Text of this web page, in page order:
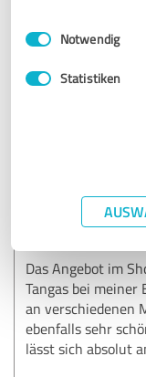
Impressum
Einwilligungsauswahl
Notwendig
Statistiken
Erfahrungsbericht
Tangaland
SEHR
Das Angebot im
Tangas bei
an verschiedenen
ebenfalls sehr
lässt sich absolut